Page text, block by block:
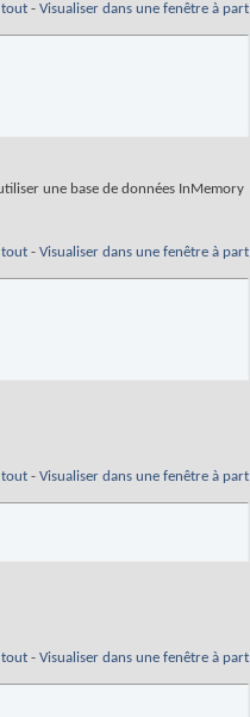
tout - Visualiser dans une fenêtre à part
une base de données InMemory
tout - Visualiser dans une fenêtre à part
tout - Visualiser dans une fenêtre à part
tout - Visualiser dans une fenêtre à part